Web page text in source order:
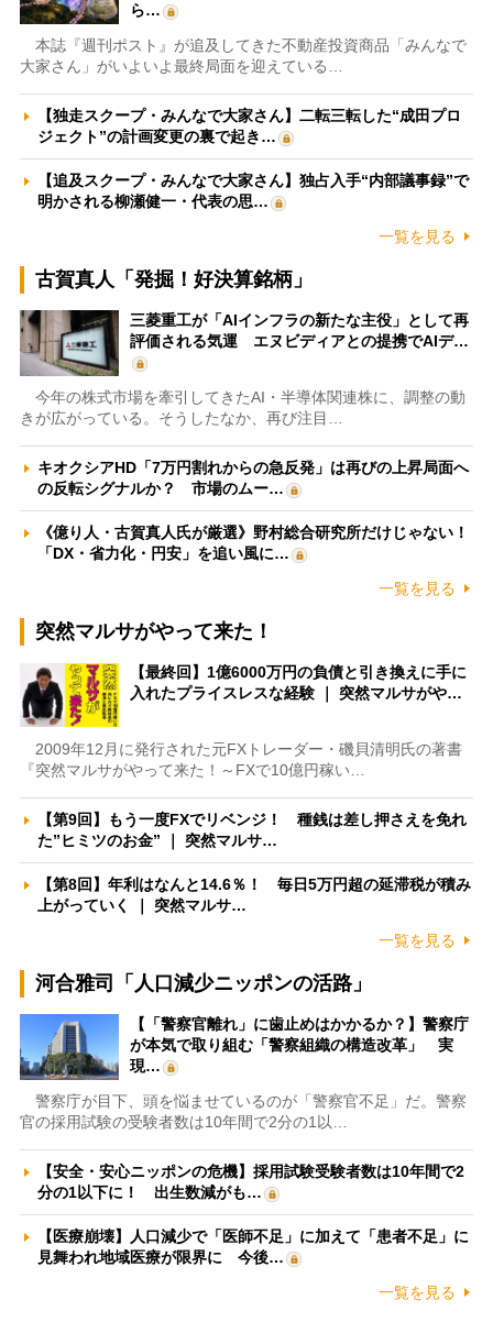
ら…
本誌『週刊ポスト』が追及してきた不動産投資商品「みんなで
大家さん」がいよいよ最終局面を迎えている…
【独走スクープ・みんなで大家さん】二転三転した“成田プロ
ジェクト”の計画変更の裏で起き…
【追及スクープ・みんなで大家さん】独占入手“内部議事録”で
明かされる柳瀬健一・代表の思…
一覧を見る
古賀真人「発掘！好決算銘柄」
三菱重工が「AIインフラの新たな主役」として再
評価される気運 エヌビディアとの提携でAIデ…
今年の株式市場を牽引してきたAI・半導体関連株に、調整の動
きが広がっている。そうしたなか、再び注目…
キオクシアHD「7万円割れからの急反発」は再びの上昇局面へ
の反転シグナルか？ 市場のムー…
《億り人・古賀真人氏が厳選》野村総合研究所だけじゃない！
「DX・省力化・円安」を追い風に…
一覧を見る
突然マルサがやって来た！
【最終回】1億6000万円の負債と引き換えに手に
入れたプライスレスな経験 ｜ 突然マルサがや…
2009年12月に発行された元FXトレーダー・磯貝清明氏の著書
『突然マルサがやって来た！～FXで10億円稼い…
【第9回】もう一度FXでリベンジ！ 種銭は差し押さえを免れ
た”ヒミツのお金” ｜ 突然マルサ…
【第8回】年利はなんと14.6％！ 毎日5万円超の延滞税が積み
上がっていく ｜ 突然マルサ…
一覧を見る
河合雅司「人口減少ニッポンの活路」
【「警察官離れ」に歯止めはかかるか？】警察庁
が本気で取り組む「警察組織の構造改革」 実
現…
警察庁が目下、頭を悩ませているのが「警察官不足」だ。警察
官の採用試験の受験者数は10年間で2分の1以…
【安全・安心ニッポンの危機】採用試験受験者数は10年間で2
分の1以下に！ 出生数減がも…
【医療崩壊】人口減少で「医師不足」に加えて「患者不足」に
見舞われ地域医療が限界に 今後…
一覧を見る